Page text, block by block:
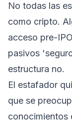
No todas las
como cripto.
acceso pre-
pasivos
estructura no.
El estafador
que se
conocimientos